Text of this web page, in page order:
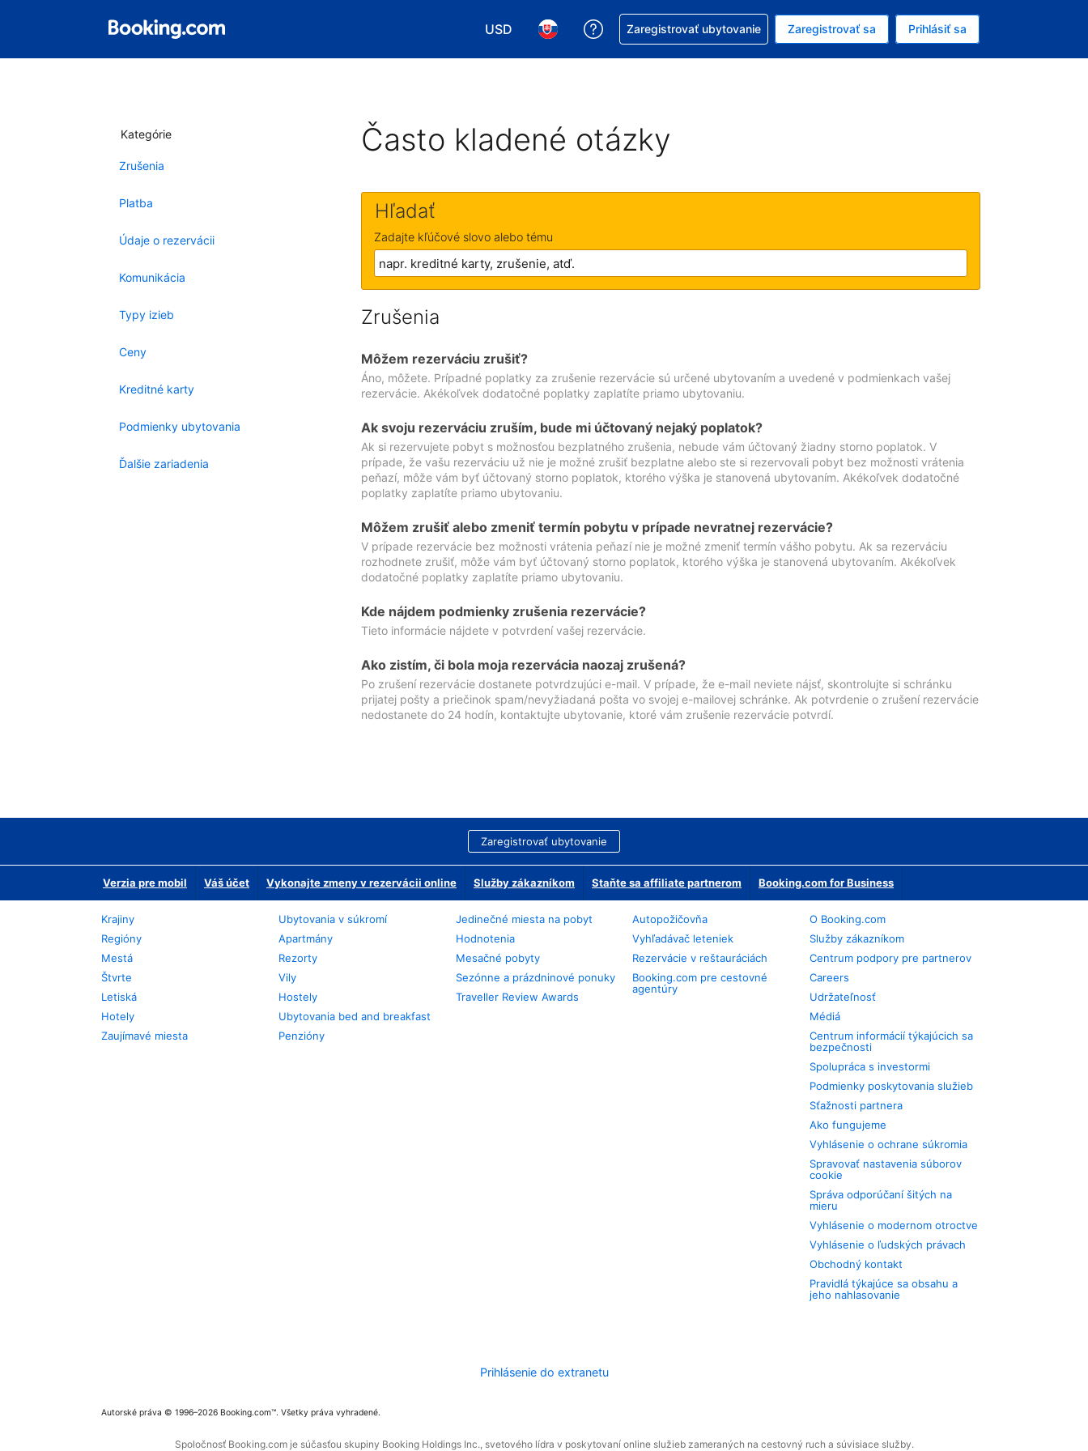
USD
Vybrať menu. Momentálne máte zvolenú menu Americký dolár
Vybrať jazyk. Momentálne máte zvolený jazyk V slovenčine
Získajte pomoc s rezerváciou
Zaregistrovať ubytovanie Zaregistrovať sa Prihlásiť sa
Kategórie
Zrušenia
Platba
Údaje o rezervácii
Komunikácia
Typy izieb
Ceny
Kreditné karty
Podmienky ubytovania
Ďalšie zariadenia
Často kladené otázky
Hľadať
Zadajte kľúčové slovo alebo tému
Zrušenia
Môžem rezerváciu zrušiť?
Áno, môžete. Prípadné poplatky za zrušenie rezervácie sú určené ubytovaním a uvedené v podmienkach vašej
rezervácie. Akékoľvek dodatočné poplatky zaplatíte priamo ubytovaniu.
Ak svoju rezerváciu zruším, bude mi účtovaný nejaký poplatok?
Ak si rezervujete pobyt s možnosťou bezplatného zrušenia, nebude vám účtovaný žiadny storno poplatok. V
prípade, že vašu rezerváciu už nie je možné zrušiť bezplatne alebo ste si rezervovali pobyt bez možnosti vrátenia
peňazí, môže vám byť účtovaný storno poplatok, ktorého výška je stanovená ubytovaním. Akékoľvek dodatočné
poplatky zaplatíte priamo ubytovaniu.
Môžem zrušiť alebo zmeniť termín pobytu v prípade nevratnej rezervácie?
V prípade rezervácie bez možnosti vrátenia peňazí nie je možné zmeniť termín vášho pobytu. Ak sa rezerváciu
rozhodnete zrušiť, môže vám byť účtovaný storno poplatok, ktorého výška je stanovená ubytovaním. Akékoľvek
dodatočné poplatky zaplatíte priamo ubytovaniu.
Kde nájdem podmienky zrušenia rezervácie?
Tieto informácie nájdete v potvrdení vašej rezervácie.
Ako zistím, či bola moja rezervácia naozaj zrušená?
Po zrušení rezervácie dostanete potvrdzujúci e-mail. V prípade, že e-mail neviete nájsť, skontrolujte si schránku
prijatej pošty a priečinok spam/nevyžiadaná pošta vo svojej e-mailovej schránke. Ak potvrdenie o zrušení rezervácie
nedostanete do 24 hodín, kontaktujte ubytovanie, ktoré vám zrušenie rezervácie potvrdí.
Zaregistrovať ubytovanie
Verzia pre mobil Váš účet Vykonajte zmeny v rezervácii online Služby zákazníkom Staňte sa affiliate partnerom Booking.com for Business
Krajiny
Regióny
Mestá
Štvrte
Letiská
Hotely
Zaujímavé miesta
Ubytovania v súkromí
Apartmány
Rezorty
Vily
Hostely
Ubytovania bed and breakfast
Penzióny
Jedinečné miesta na pobyt
Hodnotenia
Mesačné pobyty
Sezónne a prázdninové ponuky
Traveller Review Awards
Autopožičovňa
Vyhľadávač leteniek
Rezervácie v reštauráciách
Booking.com pre cestovné
agentúry
O Booking.com
Služby zákazníkom
Centrum podpory pre partnerov
Careers
Udržateľnosť
Médiá
Centrum informácií týkajúcich sa
bezpečnosti
Spolupráca s investormi
Podmienky poskytovania služieb
Sťažnosti partnera
Ako fungujeme
Vyhlásenie o ochrane súkromia
Spravovať nastavenia súborov
cookie
Správa odporúčaní šitých na
mieru
Vyhlásenie o modernom otroctve
Vyhlásenie o ľudských právach
Obchodný kontakt
Pravidlá týkajúce sa obsahu a
jeho nahlasovanie
Prihlásenie do extranetu
Autorské práva © 1996–2026 Booking.com™. Všetky práva vyhradené.
Spoločnosť Booking.com je súčasťou skupiny Booking Holdings Inc., svetového lídra v poskytovaní online služieb zameraných na cestovný ruch a súvisiace služby.